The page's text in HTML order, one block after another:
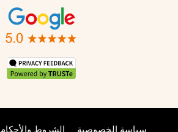
الشروط والأحكام سياسة الخصوصية